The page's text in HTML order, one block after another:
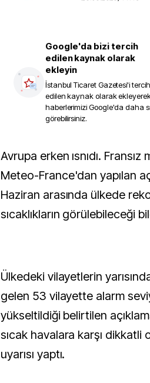
Google'da bizi tercih
edilen kaynak olarak
ekleyin
İstanbul Ticaret Gazetesi'i tercih
edilen kaynak olarak
haberlerimizi Google'da daha
görebilirsiniz.
Avrupa erken ısnıdı. Fransız meteoroloji ajansı
Meteo-France'dan yapılan
Haziran arasında ülkede
sıcaklıkların görülebileceği
Ülkedeki vilayetlerin
gelen 53 vilayette alarm
yükseltildiği belirtilen
sıcak havalara karşı dikkatli
uyarısı yaptı.